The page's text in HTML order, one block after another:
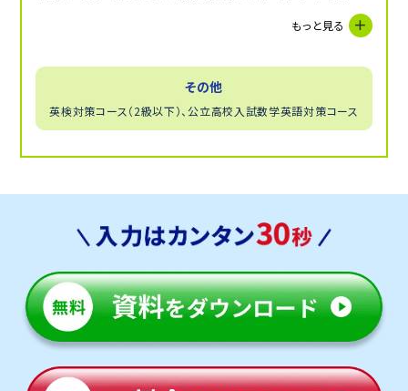
教科書の内容を理解することに重点を置きます。
もっと見る
その他
英検対策コース（2級以下）、公立高校入試数学英語対策コース